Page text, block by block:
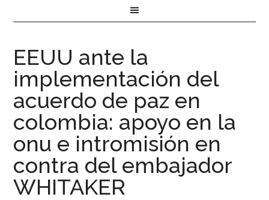
EEUU ante la
implementación del
acuerdo de paz en
colombia: apoyo en la
onu e intromisión en
contra del embajador
WHITAKER